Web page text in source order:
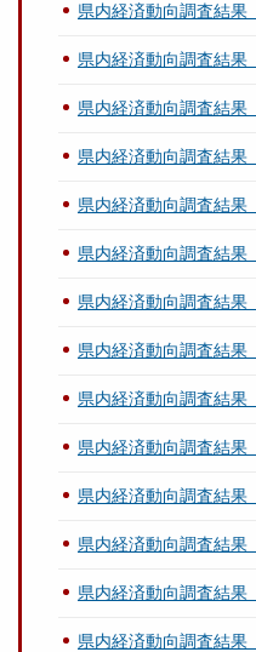
県内経済動向調査結果
県内経済動向調査結果
県内経済動向調査結果
県内経済動向調査結果
県内経済動向調査結果
県内経済動向調査結果
県内経済動向調査結果
県内経済動向調査結果
県内経済動向調査結果
県内経済動向調査結果
県内経済動向調査結果
県内経済動向調査結果
県内経済動向調査結果
県内経済動向調査結果